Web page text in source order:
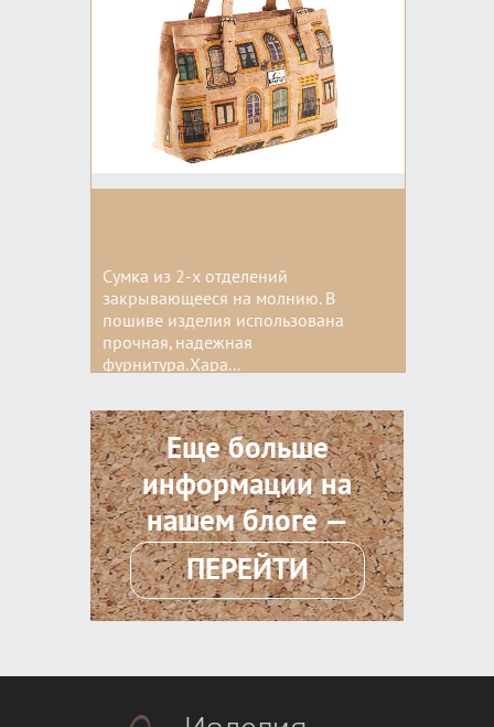
Сумка из 2-x отделений
закрывающееся на молнию. В
пошиве изделия использована
прочная, надежная
фурнитура.Хара...
Еще больше
информации на
нашем блоге —
ПЕРЕЙТИ